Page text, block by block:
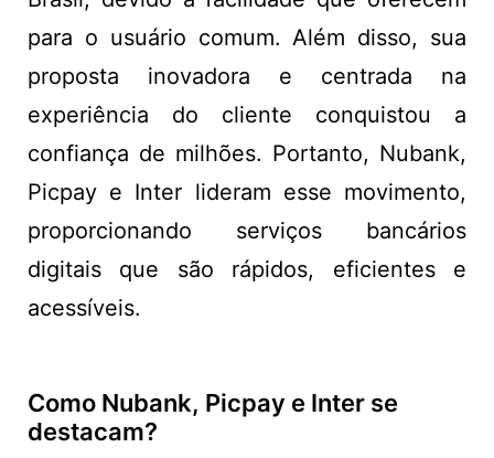
para o usuário comum. Além disso, sua
proposta inovadora e centrada na
experiência do cliente conquistou a
confiança de milhões. Portanto, Nubank,
Picpay e Inter lideram esse movimento,
proporcionando serviços bancários
digitais que são rápidos, eficientes e
acessíveis.
Como Nubank, Picpay e Inter se
destacam?